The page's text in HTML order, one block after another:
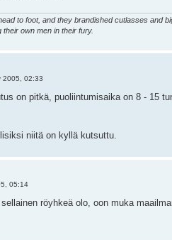
to foot, and they brandished cutlasses and
own men in their fury.
2005, 02:33
on pitkä, puoliintumisaika on 8 - 15
niitä on kyllä kutsuttu.
05:14
röyhkeä olo, oon muka